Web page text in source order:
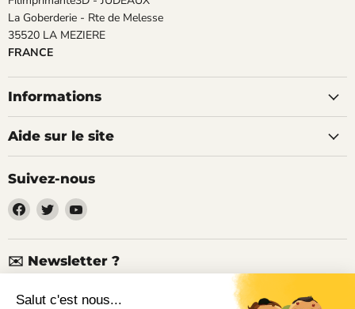
La Goberderie - Rte de Melesse
35520 LA MEZIERE
FRANCE
Informations
Aide sur le site
Suivez-nous
Trouvez-
nous
sur
Facebook
Trouvez-
nous
sur
Twitter
Trouvez-
sur
YouTube
✉️ Newsletter ?
Nouveaux produits, articles techniques, promotions, codes de